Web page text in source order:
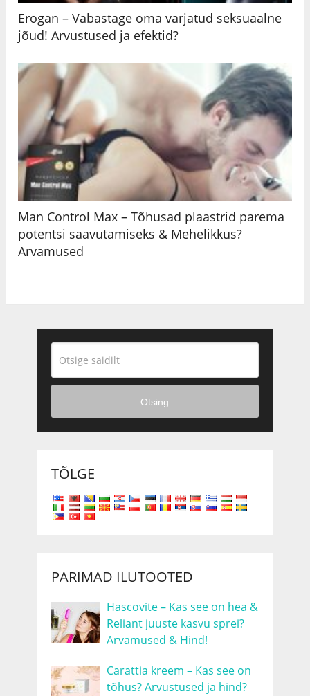
Erogan – Vabastage oma varjatud seksuaalne
jõud! Arvustused ja efektid?
Man Control Max – Tõhusad plaastrid parema
potentsi saavutamiseks & Mehelikkus?
Arvamused
Otsing
TÕLGE
PARIMAD ILUTOOTED
Hascovite – Kas see on hea &
Reliant juuste kasvu sprei?
Arvamused & Hind!
Carattia kreem – Kas see on
tõhus? Arvustused ja hind?